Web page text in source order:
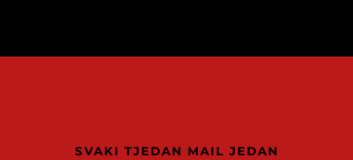
SVAKI TJEDAN MAIL JEDAN